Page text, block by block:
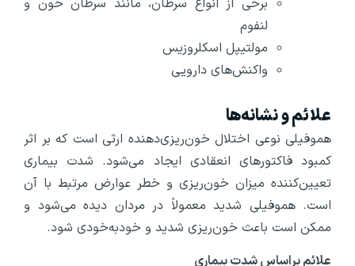
برخی از انواع سرطان، مانند سرطان خون و
لنفوم
مولتیپل اسکلروزیس
واکنش‌های دارویی
علائم و نشانه‌ها
هموفیلی نوعی اختلال خون‌ریزی‌دهنده ارثی است که بر اثر
کمبود فاکتورهای انعقادی ایجاد می‌شود. شدت بیماری
تعیین‌کننده میزان خون‌ریزی و خطر عوارض مرتبط با آن
است. هموفیلی شدید معمولاً در مردان دیده می‌شود و
ممکن است باعث خون‌ریزی شدید و خودبه‌خودی شود.
علائم براساس شدت بیماری